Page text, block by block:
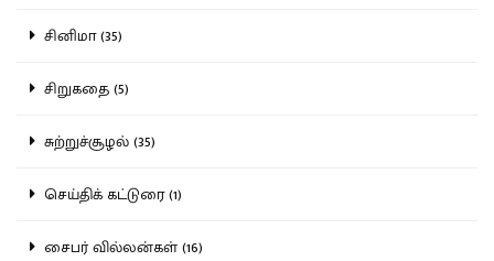
சினிமா (35)
சிறுகதை (5)
சுற்றுச்சூழல் (35)
செய்திக் கட்டுரை (1)
சைபர் வில்லன்கள் (16)